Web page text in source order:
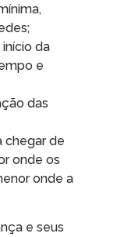
da
e
das
chegar de
onde os
onde a
e seus